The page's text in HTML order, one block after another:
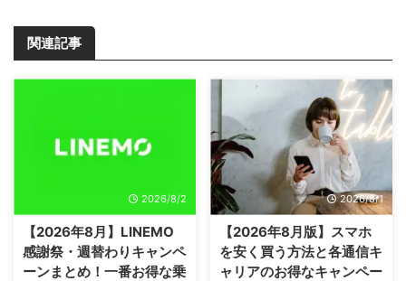
関連記事
2026/8/2
【2026年8月】LINEMO
感謝祭・週替わりキャンペ
ーンまとめ！一番お得な乗
2026/8/1
【2026年8月版】スマホ
を安く買う方法と各通信キ
ャリアのお得なキャンペー